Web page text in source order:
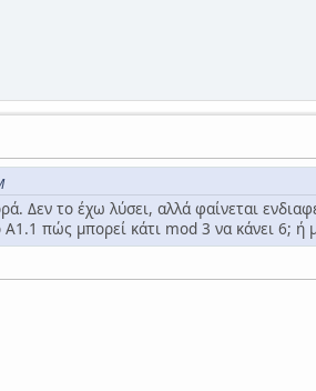
Δεν το έχω λύσει, αλλά φαίνεται
πώς μπορεί κάτι mod 3 να κάνει 6; ή